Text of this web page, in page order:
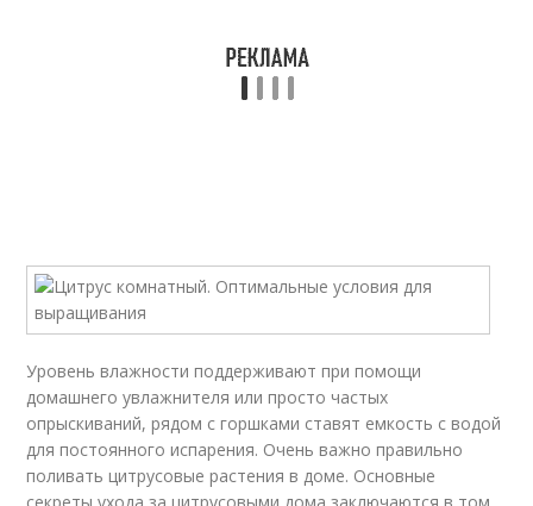
Уровень влажности поддерживают при помощи
домашнего увлажнителя или просто частых
опрыскиваний, рядом с горшками ставят емкость с водой
для постоянного испарения. Очень важно правильно
поливать цитрусовые растения в доме. Основные